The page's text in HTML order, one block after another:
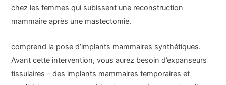
chez les femmes qui subissent une reconstruction
mammaire après une mastectomie.
comprend la pose d’implants mammaires synthétiques.
Avant cette intervention, vous aurez besoin d’expanseurs
tissulaires – des implants mammaires temporaires et